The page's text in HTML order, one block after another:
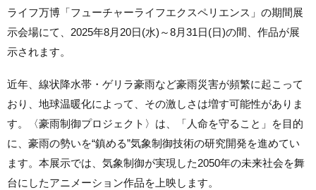
ライフ万博「フューチャーライフエクスペリエンス」の期間展
示会場にて、2025年8月20日(水)～8月31日(日)の間、作品が展
示されます。
近年、線状降水帯・ゲリラ豪雨など豪雨災害が頻繁に起こって
おり、地球温暖化によって、その激しさは増す可能性がありま
す。〈豪雨制御プロジェクト〉は、「人命を守ること」を目的
に、豪雨の勢いを“鎮める”気象制御技術の研究開発を進めてい
ます。本展示では、気象制御が実現した2050年の未来社会を舞
台にしたアニメーション作品を上映します。